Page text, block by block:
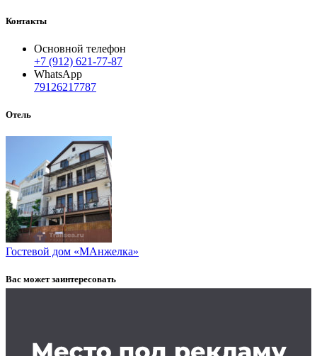
Контакты
Основной телефон
+7 (912) 621-77-87
WhatsApp
79126217787
Отель
Гостевой дом «МАнжелка»
Вас может заинтересовать